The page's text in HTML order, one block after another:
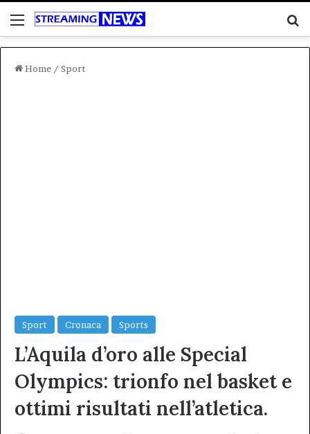
Menu
Home / Sport
Sport Cronaca Sports
L’Aquila d’oro alle Special
Olympics: trionfo nel basket e
ottimi risultati nell’atletica.